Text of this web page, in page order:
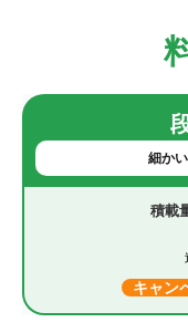
細か
キャン